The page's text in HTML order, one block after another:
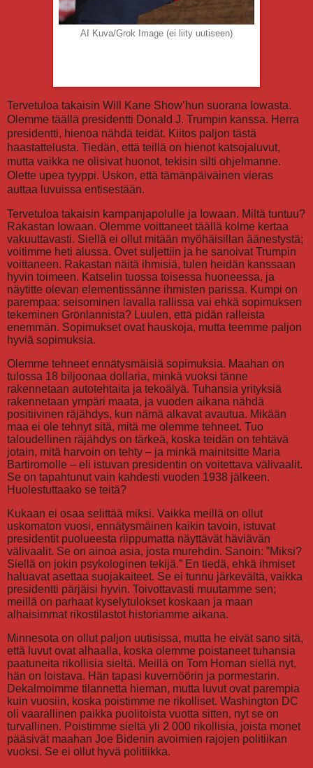
AI Kuva/Grok Image (ei liity uutiseen)
Tervetuloa takaisin Will Kane Show’hun suorana Iowasta.
Olemme täällä presidentti Donald J. Trumpin kanssa. Herra
presidentti, hienoa nähdä teidät. Kiitos paljon tästä
haastattelusta. Tiedän, että teillä on hienot katsojaluvut,
mutta vaikka ne olisivat huonot, tekisin silti ohjelmanne.
Olette upea tyyppi. Uskon, että tämänpäiväinen vieras
auttaa luvuissa entisestään.
Tervetuloa takaisin kampanjapolulle ja Iowaan. Miltä tuntuu?
Rakastan Iowaan. Olemme voittaneet täällä kolme kertaa
vakuuttavasti. Siellä ei ollut mitään myöhäisillan äänestystä;
voitimme heti alussa. Ovet suljettiin ja he sanoivat Trumpin
voittaneen. Rakastan näitä ihmisiä, tulen heidän kanssaan
hyvin toimeen. Katselin tuossa toisessa huoneessa, ja
näytitte olevan elementissänne ihmisten parissa. Kumpi on
parempaa: seisominen lavalla rallissa vai ehkä sopimuksen
tekeminen Grönlannista? Luulen, että pidän ralleista
enemmän. Sopimukset ovat hauskoja, mutta teemme paljon
hyviä sopimuksia.
Olemme tehneet ennätysmäisiä sopimuksia. Maahan on
tulossa 18 biljoonaa dollaria, minkä vuoksi tänne
rakennetaan autotehtaita ja tekoälyä. Tuhansia yrityksiä
rakennetaan ympäri maata, ja vuoden aikana nähdä
positiivinen räjähdys, kun nämä alkavat avautua. Mikään
maa ei ole tehnyt sitä, mitä me olemme tehneet. Tuo
taloudellinen räjähdys on tärkeä, koska teidän on tehtävä
jotain, mitä harvoin on tehty – ja minkä mainitsitte Maria
Bartiromolle – eli istuvan presidentin on voitettava välivaalit.
Se on tapahtunut vain kahdesti vuoden 1938 jälkeen.
Huolestuttaako se teitä?
Kukaan ei osaa selittää miksi. Vaikka meillä on ollut
uskomaton vuosi, ennätysmäinen kaikin tavoin, istuvat
presidentit puolueesta riippumatta näyttävät häviävän
välivaalit. Se on ainoa asia, josta murehdin. Sanoin: ”Miksi?
Siellä on jokin psykologinen tekijä.” En tiedä, ehkä ihmiset
haluavat asettaa suojakaiteet. Se ei tunnu järkevältä, vaikka
presidentti pärjäisi hyvin. Toivottavasti muutamme sen;
meillä on parhaat kyselytulokset koskaan ja maan
alhaisimmat rikostilastot historiamme aikana.
Minnesota on ollut paljon uutisissa, mutta he eivät sano sitä,
että luvut ovat alhaalla, koska olemme poistaneet tuhansia
paatuneita rikollisia sieltä. Meillä on Tom Homan siellä nyt,
hän on loistava. Hän tapasi kuvernöörin ja pormestarin.
Dekalmoimme tilannetta hieman, mutta luvut ovat parempia
kuin vuosiin, koska poistimme ne rikolliset. Washington DC
oli vaarallinen paikka puolitoista vuotta sitten, nyt se on
turvallinen. Poistimme sieltä yli 2 000 rikollisia, joista monet
pääsivät maahan Joe Bidenin avoimien rajojen politiikan
vuoksi. Se ei ollut hyvä politiikka.